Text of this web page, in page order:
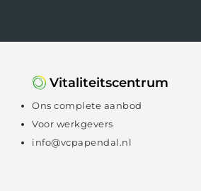
Vitaliteitscentrum
Ons complete aanbod
Voor werkgevers
info@vcpapendal.nl